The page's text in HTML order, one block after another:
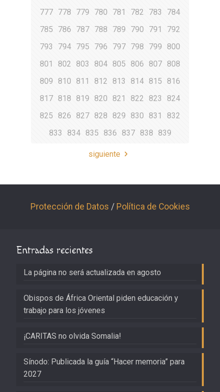
777 778 779 780 781 782 783
784
785
786 787 788 789 790 791
792
793
794 795 796 797 798 799
800
801
802 803 804 805 806 807 808
809
810 811 812 813 814 815
816
817 818 819 820 821 822 823
824
825
826 827 828 829 830 831
832
833
834 835 836 837 838 839
siguiente
Protección de Datos / Política de Cookies
Entradas recientes
La página no será actualizada en agosto
Obispos de África Oriental piden educación y
trabajo para los jóvenes
¡CARITAS no olvida Somalia!
Sínodo: Publicada la guía “Hacer memoria” para
2027